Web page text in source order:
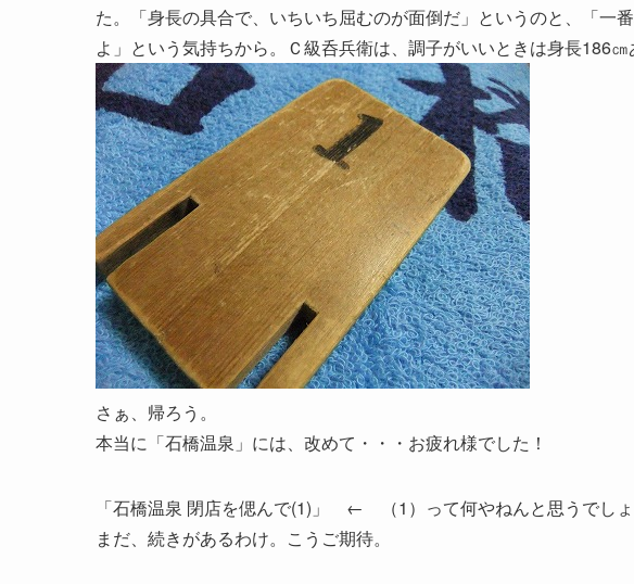
た。「身長の具合で、いちいち屈むのが面倒だ」というのと、「一
よ」という気持ちから。Ｃ級呑兵衛は、調子がいいときは身長186㎝
さぁ、帰ろう。
本当に「石橋温泉」には、改めて・・・お疲れ様でした！
「石橋温泉 閉店を偲んで(1)」 ← （1）って何やねんと思うでしょ
まだ、続きがあるわけ。こうご期待。